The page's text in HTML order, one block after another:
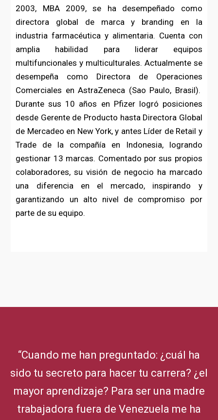
2003, MBA 2009, se ha desempeñado como
directora global de marca y branding en la
industria farmacéutica y alimentaria. Cuenta con
amplia habilidad para liderar equipos
multifuncionales y multiculturales. Actualmente se
desempeña como Directora de Operaciones
Comerciales en AstraZeneca (Sao Paulo, Brasil).
Durante sus 10 años en Pfizer logró posiciones
desde Gerente de Producto hasta Directora Global
de Mercadeo en New York, y antes Líder de Retail y
Trade de la compañía en Indonesia, logrando
gestionar 13 marcas. Comentado por sus propios
colaboradores, su visión de negocio ha marcado
una diferencia en el mercado, inspirando y
garantizando un alto nivel de compromiso por
parte de su equipo.
“Cuando me han preguntado: ¿cuál ha
sido tu secreto para hacer tu carrera? ¿el
mayor aprendizaje? Para ser una madre
trabajadora fuera de Venezuela me ha